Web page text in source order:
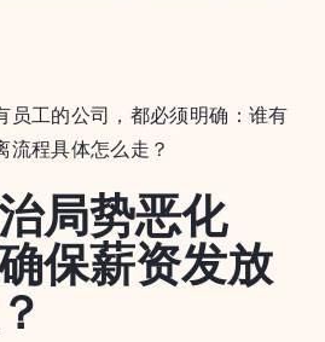
员工的公司，都必须明确：谁有
流程具体怎么走？
局势恶化
保薪资发放